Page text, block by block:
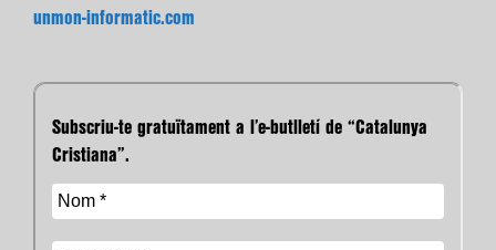
unmon-informatic.com
Subscriu-te gratuïtament a l’e-butlletí de “Catalunya
Cristiana”.